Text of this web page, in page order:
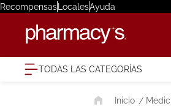
RecompensasLocalesAyuda
TODAS LAS CATEGORÍAS